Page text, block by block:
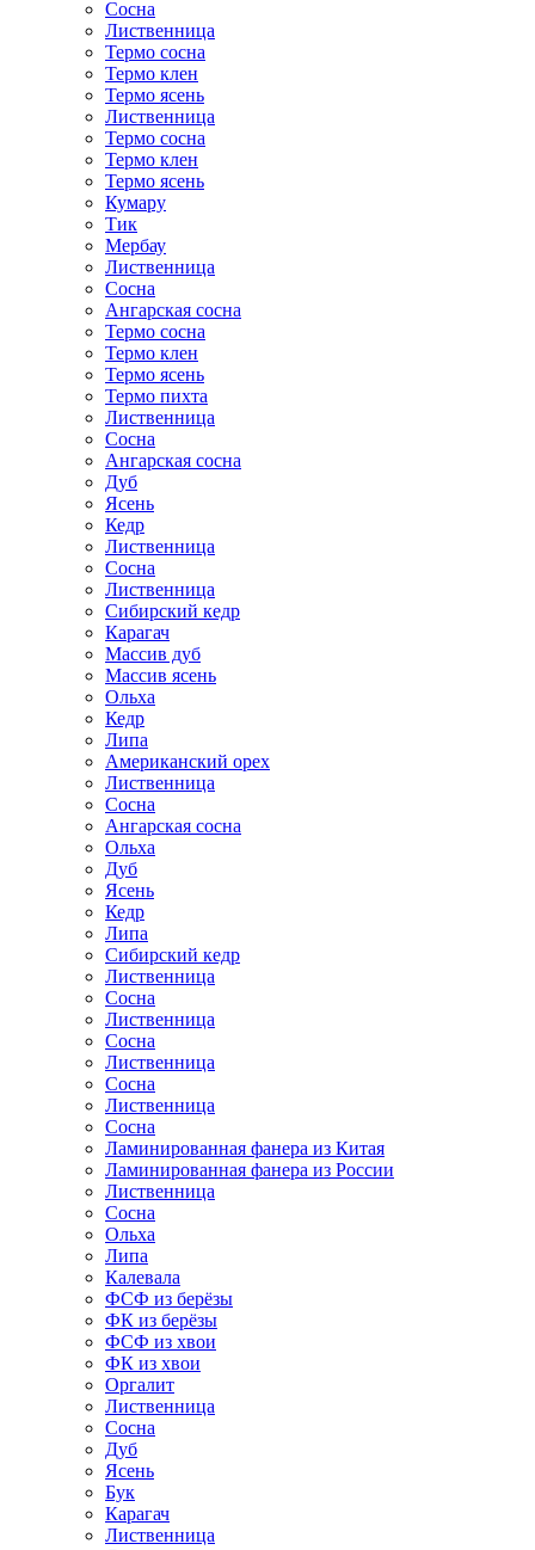
Сосна
Лиственница
Термо сосна
Термо клен
Термо ясень
Лиственница
Термо сосна
Термо клен
Термо ясень
Кумару
Тик
Мербау
Лиственница
Сосна
Ангарская сосна
Термо сосна
Термо клен
Термо ясень
Термо пихта
Лиственница
Сосна
Ангарская сосна
Дуб
Ясень
Кедр
Лиственница
Сосна
Лиственница
Сибирский кедр
Карагач
Массив дуб
Массив ясень
Ольха
Кедр
Липа
Американский орех
Лиственница
Сосна
Ангарская сосна
Ольха
Дуб
Ясень
Кедр
Липа
Сибирский кедр
Лиственница
Сосна
Лиственница
Сосна
Лиственница
Сосна
Лиственница
Сосна
Ламинированная фанера из Китая
Ламинированная фанера из России
Лиственница
Сосна
Ольха
Липа
Калевала
ФСФ из берёзы
ФК из берёзы
ФСФ из хвои
ФК из хвои
Оргалит
Лиственница
Сосна
Дуб
Ясень
Бук
Карагач
Лиственница